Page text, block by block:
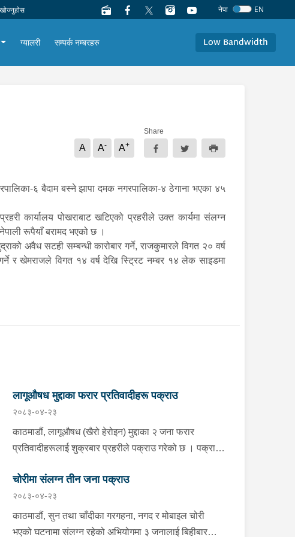
नेपा EN
ग्यालरी सम्पर्क नम्बरहरु Low Bandwidth
A A- A+
Share
६ बैदाम बस्ने झापा दमक नगरपालिका-४ ठेगाना भएका ४५
कार्यालय पोखराबाट खटिएको प्रहरीले उक्त कार्यमा संलग्न
रूपैयाँ बरामद भएको छ ।
अवैध सटही सम्बन्धी कारोबार गर्ने, राजकुमारले विगत २० वर्ष
र खेमराजले विगत १४ वर्ष देखि स्ट्रिट नम्बर १४ लेक साइडमा
लागूऔषध मुद्दाका फरार प्रतिवादीहरू पक्राउ
२०८३-०४-२३
काठमाडौं, लागूऔषध (खैरो हेरोइन) मुद्दाका २ जना फरार
प्रतिवादीहरूलाई शुक्रबार प्रहरीले पक्राउ गरेको छ । पक्राउ
मित्र कुमार गौतम र ४० वर्षीय राम उदगार महत्तो रहेका छन् ।
जिल्ला अदालत महोत्तरीबाट उक्त मुद्दामा पक्राउ पुर्जी जारी भई
फरार रहेका उनीहरूलाई लागूऔषध नियन्त्रण ब्यूरो शाखा
कार्यालय बर्दिबास महोत्तरीबाट खटिएको प्रहरीले सर्लाही ईश्वरपुर
चोरीमा संलग्न तीन जना पक्राउ
२०८३-०४-२३
काठमाडौं, सुन तथा चाँदीका गरगहना, नगद र मोबाइल चोरी
भएको घटनामा संलग्न रहेको अभियोगमा ३ जनालाई बिहीबार